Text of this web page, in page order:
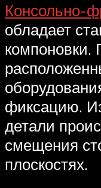
Консольно-
обладает
компоновки.
фиксацию.
детали
смещения
плоскостях.